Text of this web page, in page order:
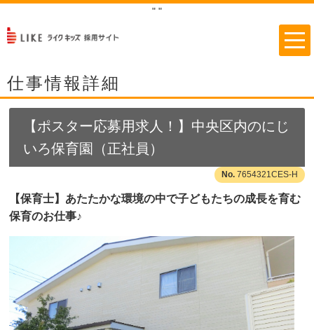
" "
仕事情報詳細
【ポスター応募用求人！】中央区内のにじ
いろ保育園（正社員）
7654321CES-H
【保育士】あたたかな環境の中で子どもたちの成長を育む
保育のお仕事♪